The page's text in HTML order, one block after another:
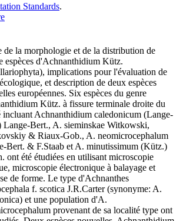
Standards.
de la morphologie et de la distribution de
espèces d'Achnanthidium Kütz.
implications pour l'évaluation de
et description de deux espèces
européennes. Six espèces du genre
Kütz. à fissure terminale droite du
incluant Achnanthidium caledonicum (Lange-
Lange-Bert., A. sieminskae Witkowski,
& Riaux-Gob., A. neomicrocephalum
Bert. & F.Staab et A. minutissimum (Kütz.)
ont été étudiées en utilisant microscopie
microscopie électronique à balayage et
de forme. Le type d'Achnanthes
f. scotica J.R.Carter (synonyme: A.
et une population d'A.
provenant de sa localité type ont